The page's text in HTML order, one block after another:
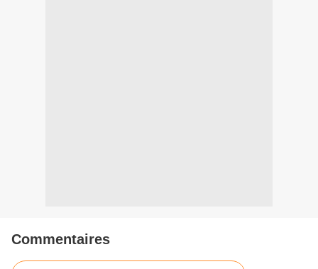
Commentaires